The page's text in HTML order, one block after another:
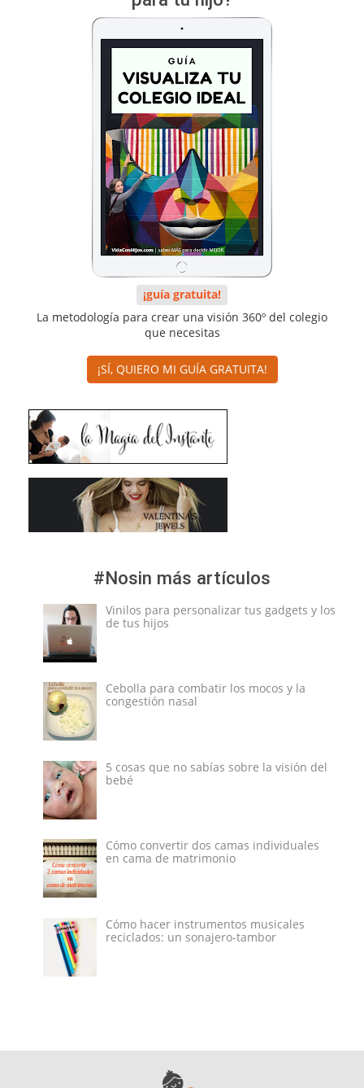
¡guía gratuita!
La metodología para crear una visión 360º del colegio
que necesitas
¡SÍ, QUIERO MI GUÍA GRATUITA!
#Nosin más artículos
Vinilos para personalizar tus gadgets y los
de tus hijos
Cebolla para combatir los mocos y la
congestión nasal
5 cosas que no sabías sobre la visión del
bebé
Cómo convertir dos camas individuales
en cama de matrimonio
Cómo hacer instrumentos musicales
reciclados: un sonajero-tambor